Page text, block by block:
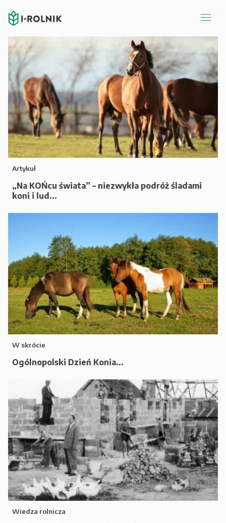
Artykuł
„Na KOŃcu świata” – niezwykła podróż śladami
koni i lud...
W skrócie
Ogólnopolski Dzień Konia...
Wiedza rolnicza